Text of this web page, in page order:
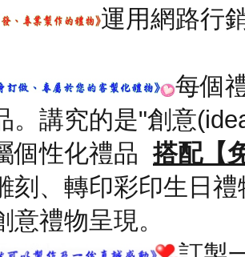
運用網路行
每個
。講究的是"創意
個性化禮品搭配【
刻、轉印彩印生日禮
意禮物呈現。